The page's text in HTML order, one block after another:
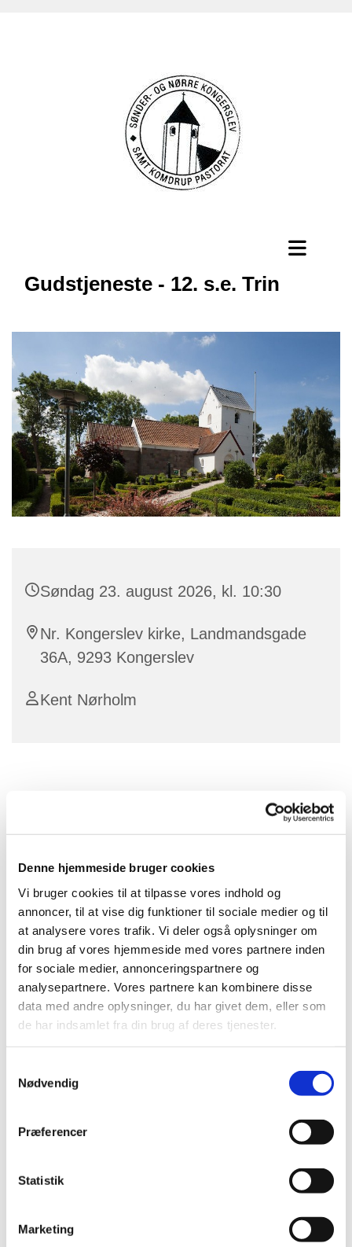
Denne hjemmeside bruger cookies
Vi bruger cookies til at tilpasse vores indhold og
annoncer, til at vise dig funktioner til sociale medier og til
at analysere vores trafik. Vi deler også oplysninger om
din brug af vores hjemmeside med vores partnere inden
for sociale medier, annonceringspartnere og
analysepartnere. Vores partnere kan kombinere disse
data med andre oplysninger, du har givet dem, eller som
de har indsamlet fra din brug af deres tjenester.
Nødvendig
Præferencer
Statistik
Marketing
Gudstjeneste - 12. s.e. Trin
Søndag 23. august 2026, kl. 10:30
Nr. Kongerslev kirke, Landmandsgade
36A, 9293 Kongerslev
Kent Nørholm
Du vil måske også kunne lide...